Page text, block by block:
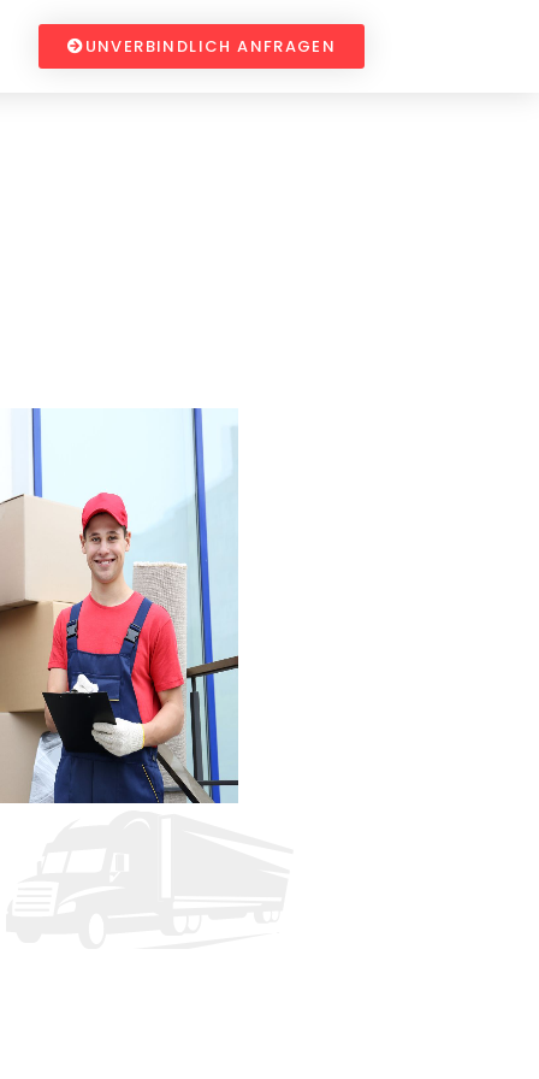
UNVERBINDLICH ANFRAGEN